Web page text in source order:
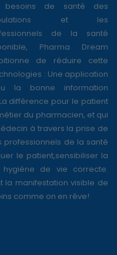
besoins de santé des
et les
de la santé
Pharma Dream
de réduire cette
: Une application
la bonne information
différence pour le patient
du pharmacien, et qui
à travers la prise de
professionnels de la santé
le patient,sensibiliser la
de vie correcte.
la manifestation visible de
comme on en rêve!